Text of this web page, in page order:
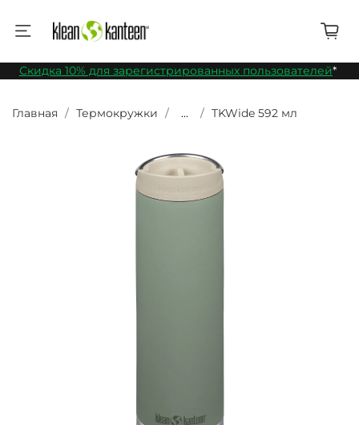
Скидка 10% для зарегистрированных пользователей*
Главная Термокружки ... TKWide 592 мл